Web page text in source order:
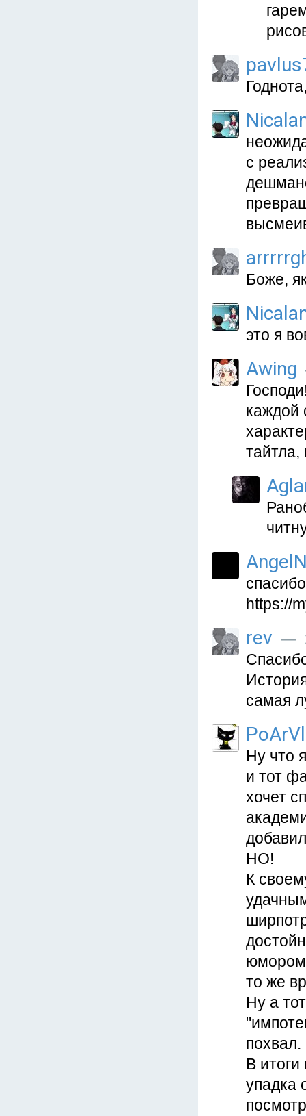
с
Боже,
это я
Awing
каждой
тайтла,
https://
rev —
самая
PoArVl
Ну что
и тот
хочет
НО!
К
то же
Ну а
похвал.
В
упадка